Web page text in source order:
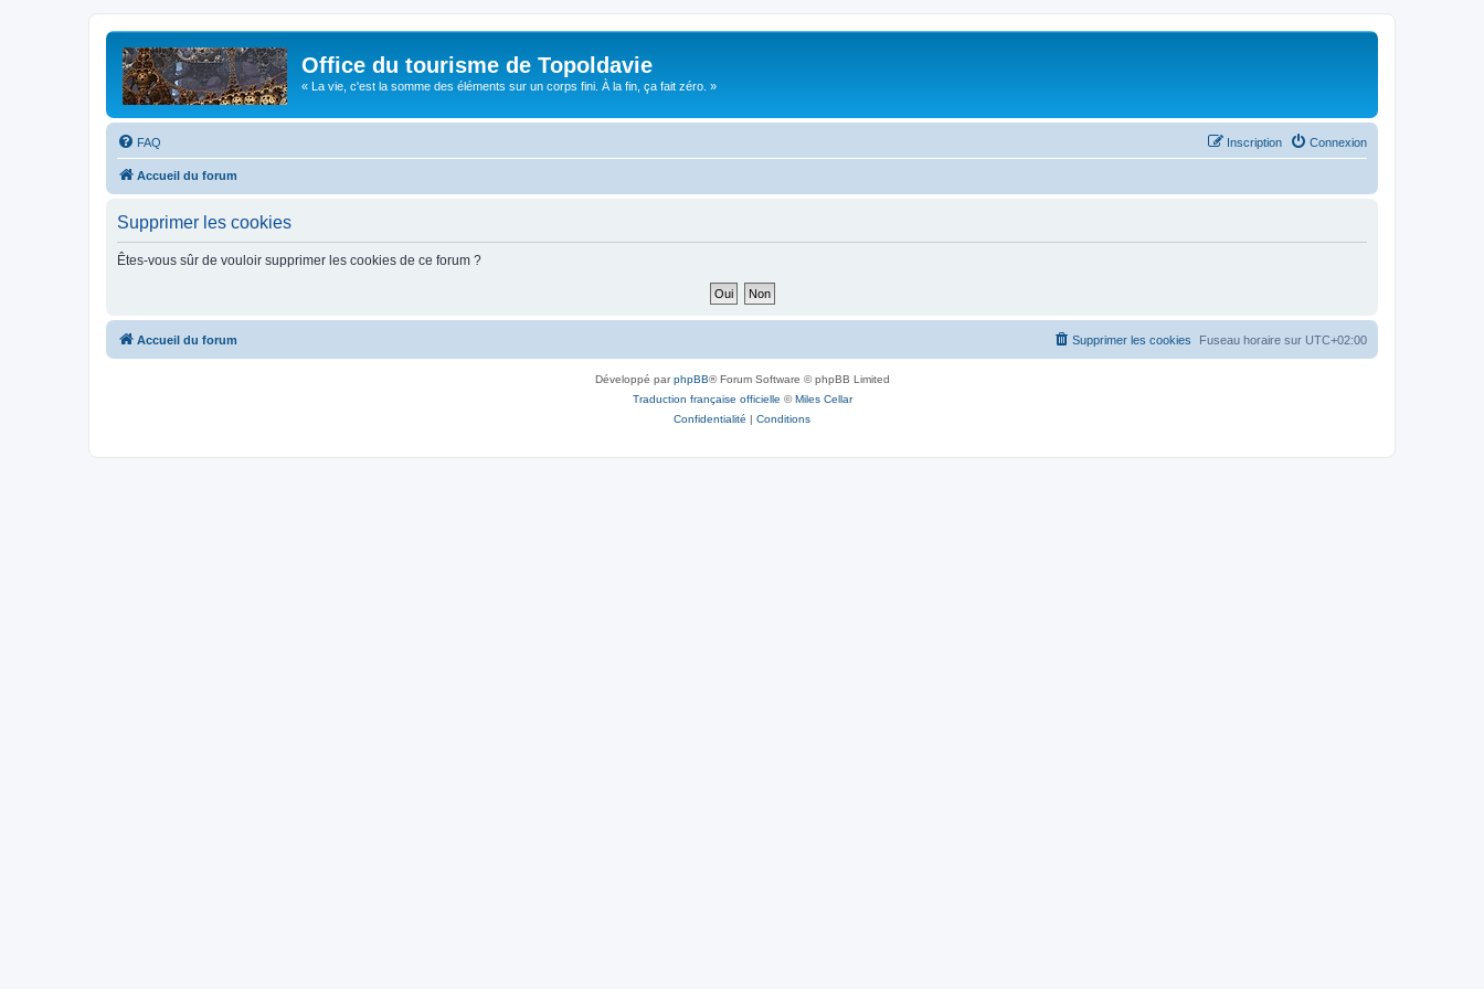
Office du tourisme de Topoldavie
« La vie, c'est la somme des éléments sur un corps fini. À la fin, ça fait zéro. »
FAQ Connexion
Inscription
Accueil du forum
Supprimer les cookies
Êtes-vous sûr de vouloir supprimer les cookies de ce forum ?
Accueil du forum Fuseau horaire sur UTC+02:00
Supprimer les cookies
Développé parphpBB® Forum Software © phpBB Limited
Traduction française officielle ©Miles Cellar
Confidentialité | Conditions